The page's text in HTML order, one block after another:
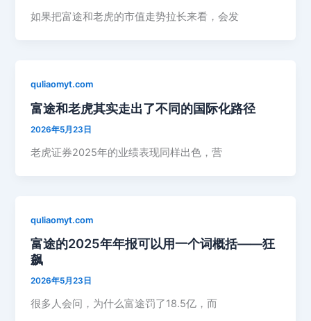
如果把富途和老虎的市值走势拉长来看，会发
quliaomyt.com
富途和老虎其实走出了不同的国际化路径
2026年5月23日
老虎证券2025年的业绩表现同样出色，营
quliaomyt.com
富途的2025年年报可以用一个词概括——狂
飙
2026年5月23日
很多人会问，为什么富途罚了18.5亿，而